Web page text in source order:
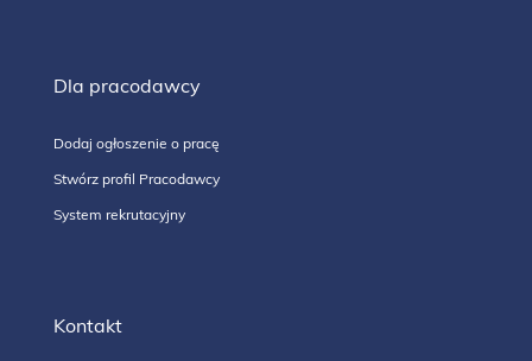
Dla pracodawcy
Dodaj ogłoszenie o pracę
Stwórz profil Pracodawcy
System rekrutacyjny
Kontakt